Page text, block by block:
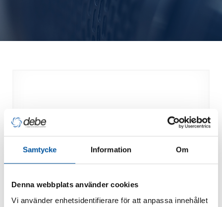
Samtycke Information Om
Denna webbplats använder cookies
Vi använder enhetsidentifierare för att anpassa innehållet